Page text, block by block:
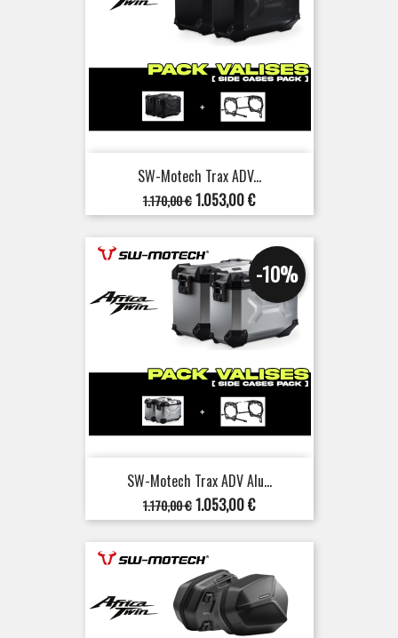
SW-Motech Trax ADV...
Verkaufspreis
1.170,00 €Preis
1.053,00 €
SW-Motech Trax ADV Alu...
Verkaufspreis
1.170,00 €
-10%
Preis
1.053,00 €